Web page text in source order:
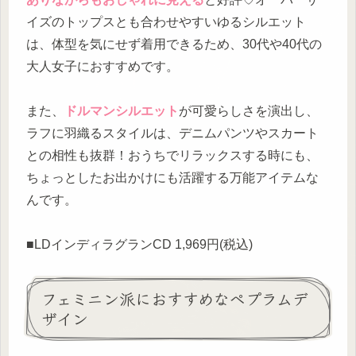
イズのトップスとも合わせやすいゆるシルエット
は、体型を気にせず着用できるため、30代や40代の
大人女子におすすめです。
また、 ドルマンシルエット が可愛らしさを演出し、
ラフに羽織るスタイルは、デニムパンツやスカート
との相性も抜群！おうちでリラックスする時にも、
ちょっとしたお出かけにも活躍する万能アイテムな
んです。
■LDインディラグランCD 1,969円(税込)
フェミニン派におすすめなペプラムデ
ザイン